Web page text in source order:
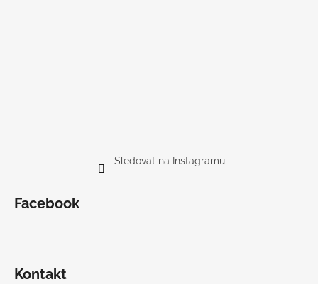
Sledovat na Instagramu
Facebook
Kontakt